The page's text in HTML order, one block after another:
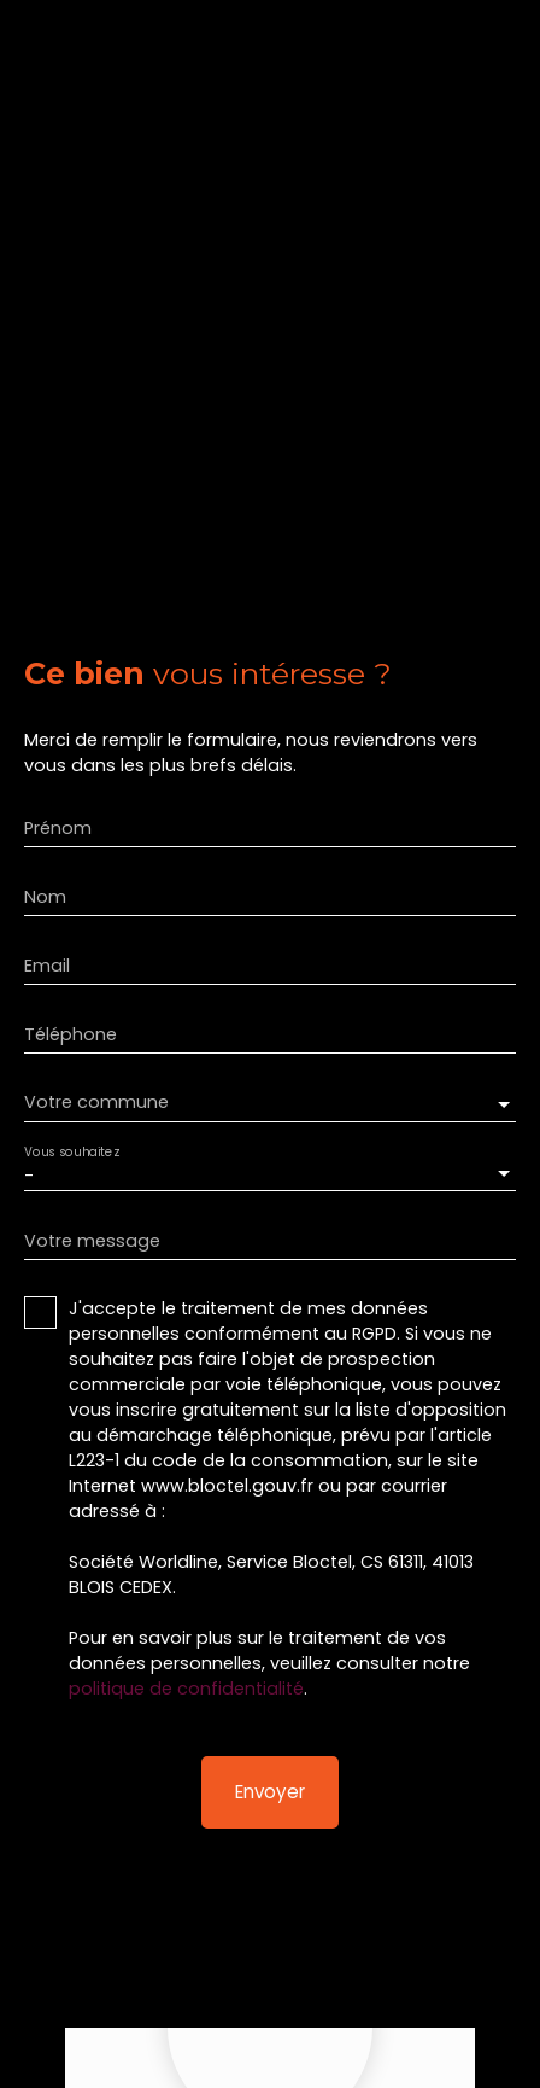
Ce bien vous intéresse ?
Merci de remplir le formulaire, nous reviendrons vers
vous dans les plus brefs délais.
Prénom
Nom
Email
Téléphone
Votre commune
-
Vous souhaitez
Votre message
J'accepte le traitement de mes données
personnelles conformément au RGPD. Si vous ne
souhaitez pas faire l'objet de prospection
commerciale par voie téléphonique, vous pouvez
vous inscrire gratuitement sur la liste d'opposition
au démarchage téléphonique, prévu par l'article
L223-1 du code de la consommation, sur le site
Internet www.bloctel.gouv.fr ou par courrier
adressé à :
Société Worldline, Service Bloctel, CS 61311, 41013
BLOIS CEDEX.
Pour en savoir plus sur le traitement de vos
données personnelles, veuillez consulter notre
politique de confidentialité.
Envoyer